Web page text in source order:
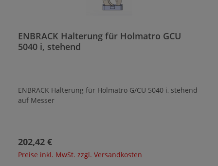
ENBRACK Halterung für Holmatro GCU
5040 i, stehend
ENBRACK Halterung für Holmatro G/CU 5040 i, stehend
auf Messer
Regulärer Preis:
202,42 €
Preise inkl. MwSt. zzgl. Versandkosten